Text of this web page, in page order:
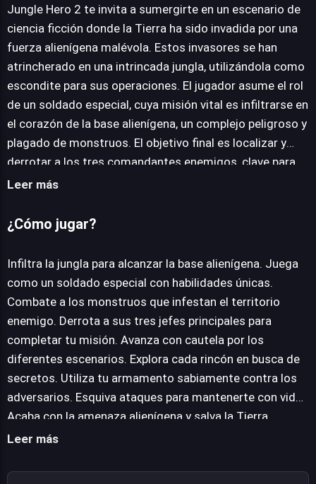
JUEGALO AHORA
Jungle Hero 2 te invita a sumergirte en un escenario de
ciencia ficción donde la Tierra ha sido invadida por una
fuerza alienígena malévola. Estos invasores se han
atrincherado en una intrincada jungla, utilizándola como
escondite para sus operaciones. El jugador asume el rol
de un soldado especial, cuya misión vital es infiltrarse en
el corazón de la base alienígena, un complejo peligroso y
plagado de monstruos. El objetivo final es localizar y
derrotar a los tres comandantes enemigos, clave para
frustrar la invasión y asegurar la supervivencia del
juego directa, centrándose en el combate y la
de juego se construye alrededor de la progresión a
través de áreas infestadas, donde la estrategia y los
reflejos serán esenciales para sobrevivir a los
encuentros con las criaturas. La confrontación con los
tres jefes promete ser el punto álgido de la aventura,
exigiendo a los jugadores adaptar sus tácticas para
superar cada desafío único. Como secuela, "Jungle Hero
2" busca expandir y perfeccionar la fórmula original,
ofreciendo una experiencia de entretenimiento accesible
Leer más
¿Cómo jugar?
Infiltra la jungla para alcanzar la base alienígena. Juega
como un soldado especial con habilidades únicas.
Combate a los monstruos que infestan el territorio
enemigo. Derrota a sus tres jefes principales para
completar tu misión. Avanza con cautela por los
diferentes escenarios. Explora cada rincón en busca de
secretos. Utiliza tu armamento sabiamente contra los
adversarios. Esquiva ataques para mantenerte con vida.
Acaba con la amenaza alienígena y salva la Tierra.
Leer más